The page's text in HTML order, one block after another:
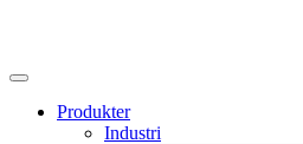
Produkter
Industri